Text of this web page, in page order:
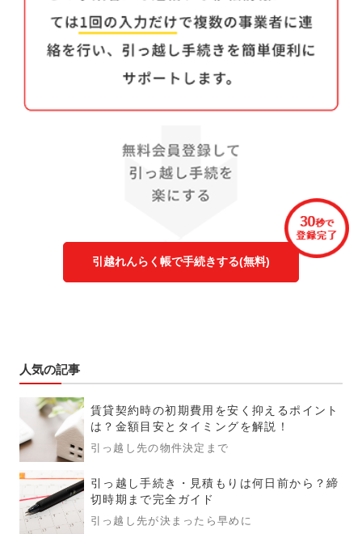
引越れんらく帳で手続きする(無料)
人気の記事
賃貸契約時の初期費用を安く抑えるポイント
は？金額目安とタイミングを解説！
引っ越し先の物件決定まで
引っ越し手続き・見積もりは何日前から？締
切時期まで完全ガイド
引っ越し先が決まったら早めに